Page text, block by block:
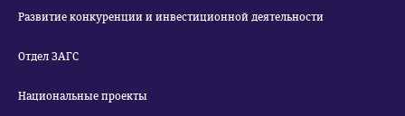
Развитие конкуренции и инвестиционной деятельности
Отдел ЗАГС
Национальные проекты